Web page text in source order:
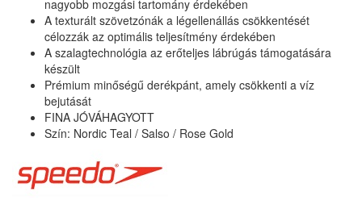
nagyobb mozgási tartomány érdekében
A texturált szövetzónák a légellenállás csökkentését
célozzák az optimális teljesítmény érdekében
A szalagtechnológia az erőteljes lábrúgás támogatására
készült
Prémium minőségű derékpánt, amely csökkenti a víz
bejutását
FINA JÓVÁHAGYOTT
Szín: Nordic Teal / Salso / Rose Gold